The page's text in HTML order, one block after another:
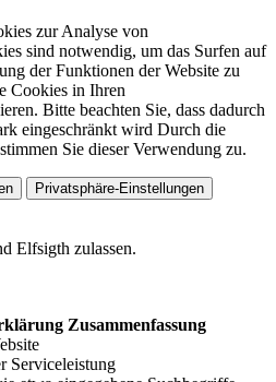
zur Analyse von
sind notwendig, um das Surfen auf
der Funktionen der Website zu
Cookies in Ihren
Bitte beachten Sie, dass dadurch
eingeschränkt wird Durch die
Sie dieser Verwendung zu.
Privatsphäre-Einstellungen
Elfsigth zulassen.
Zusammenfassung
Serviceleistung